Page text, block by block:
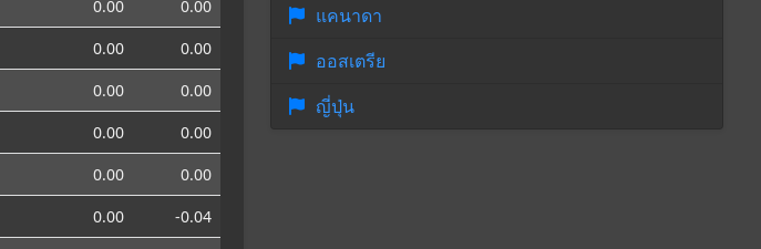
0.00
0.00
0.00
0.00
0.00
0.00
0.00
0.00
0.00
0.00
0.00
-0.04
แคนาดา
ออสเตรีย
ญี่ปุ่น